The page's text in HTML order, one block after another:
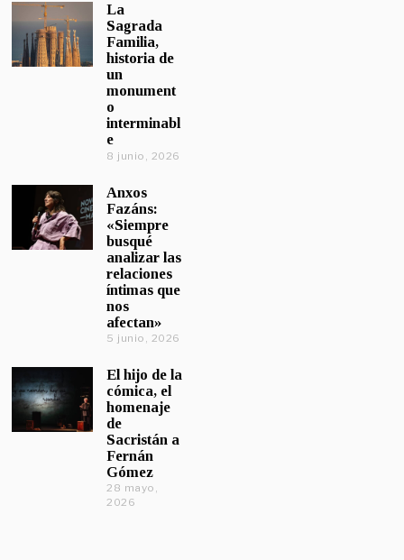
La
Sagrada
Familia,
historia de
un
monument
o
interminabl
e
8 junio, 2026
Anxos
Fazáns:
«Siempre
busqué
analizar las
relaciones
íntimas que
nos
afectan»
5 junio, 2026
El hijo de la
cómica, el
homenaje
de
Sacristán a
Fernán
Gómez
28 mayo,
2026